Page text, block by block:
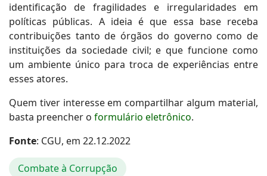
identificação de fragilidades e irregularidades em
políticas públicas. A ideia é que essa base receba
contribuições tanto de órgãos do governo como de
instituições da sociedade civil; e que funcione como
um ambiente único para troca de experiências entre
esses atores.
Quem tiver interesse em compartilhar algum material,
basta preencher o formulário eletrônico.
Fonte: CGU, em 22.12.2022
Combate à Corrupção